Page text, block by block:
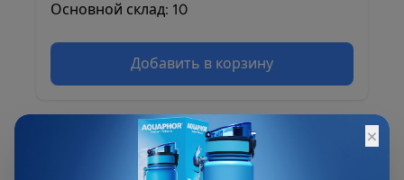
Основной склад: 10
Добавить в корзину
×